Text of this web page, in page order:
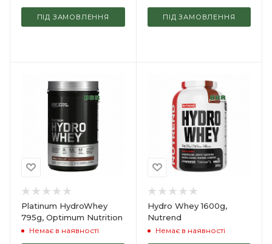
ПІД ЗАМОВЛЕННЯ ПІД ЗАМОВЛЕННЯ
Platinum HydroWhey
795g, Optimum Nutrition
Немає в наявності
Hydro Whey 1600g,
Nutrend
Немає в наявності